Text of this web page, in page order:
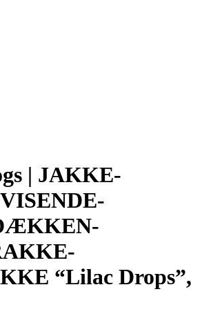
| JAKKE-
“Lilac Drops”,